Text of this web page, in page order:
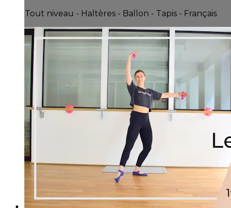
Tout niveau - Haltères - Ballon - Tapis - Français